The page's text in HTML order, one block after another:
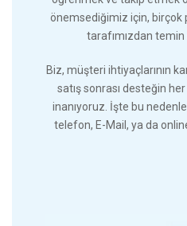
önemsediğimiz için, birçok
tarafımızdan
Biz, müşteri ihtiyaçlarının
satış sonrası desteğin
inanıyoruz. İşte bu
telefon, E-Mail, ya da